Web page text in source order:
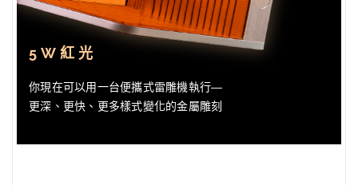
5W紅光
你現在可以用一台便攜式雷雕機執行—
更深、更快、更多樣式變化的金屬雕刻